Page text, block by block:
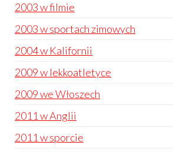
2003 w filmie
2003 w sportach zimowych
2004 w Kalifornii
2009 w lekkoatletyce
2009 we Włoszech
2011 w Anglii
2011 w sporcie